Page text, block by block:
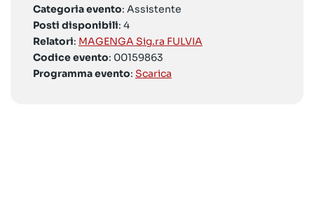
Categoria evento: Assistente
Posti disponibili: 4
Relatori: MAGENGA Sig.ra FULVIA
Codice evento: 00159863
Programma evento: Scarica